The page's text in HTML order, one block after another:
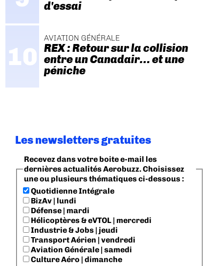
d'essai
AVIATION GÉNÉRALE
REX : Retour sur la collision
entre un Canadair… et une
péniche
Les newsletters gratuites
Recevez dans votre boite e-mail les
dernières actualités Aerobuzz. Choisissez
une ou plusieurs thématiques ci-dessous :
Quotidienne Intégrale
BizAv | lundi
Défense | mardi
Hélicoptères & eVTOL | mercredi
Industrie & Jobs | jeudi
Transport Aérien | vendredi
Aviation Générale | samedi
Culture Aéro | dimanche